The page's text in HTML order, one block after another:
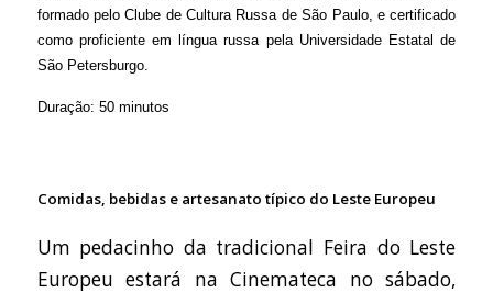
formado pelo Clube de Cultura Russa de São Paulo, e certificado
como proficiente em língua russa pela Universidade Estatal de
São Petersburgo.
Duração: 50 minutos
Comidas, bebidas e artesanato típico do Leste Europeu
Um pedacinho da tradicional Feira do Leste
Europeu estará na Cinemateca no sábado,